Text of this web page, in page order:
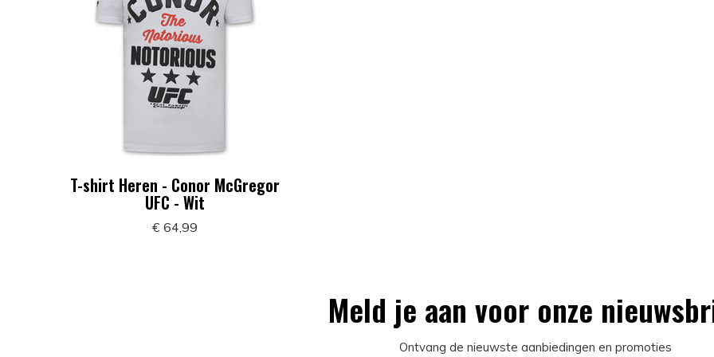
T-shirt Heren - Conor McGregor
UFC - Wit
€ 64,99
Meld je aan voor onze
Ontvang de nieuwste aanbiedingen en promoties